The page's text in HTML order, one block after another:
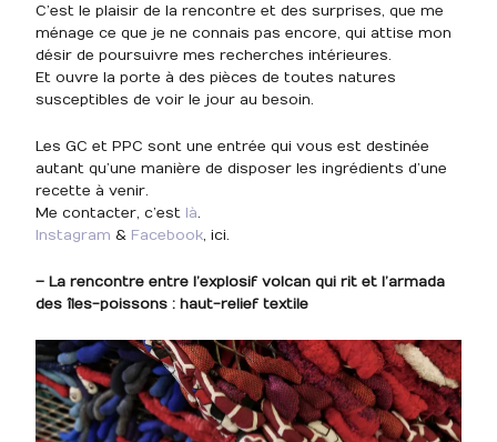
C’est le plaisir de la rencontre et des surprises, que me
ménage ce que je ne connais pas encore, qui attise mon
désir de poursuivre mes recherches intérieures.
Et ouvre la porte à des pièces de toutes natures
susceptibles de voir le jour au besoin.
Les GC et PPC sont une entrée qui vous est destinée
autant qu’une manière de disposer les ingrédients d’une
recette à venir.
Me contacter, c’est là.
Instagram & Facebook, ici.
– La rencontre entre l’explosif volcan qui rit et l’armada
des îles-poissons : haut-relief textile